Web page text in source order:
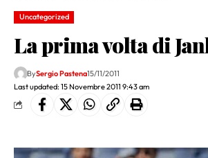
Uncategorized
La prima volta di
Last updated: 15 Novembre 2011 9:43 am
BySergio Pastena15/11/2011